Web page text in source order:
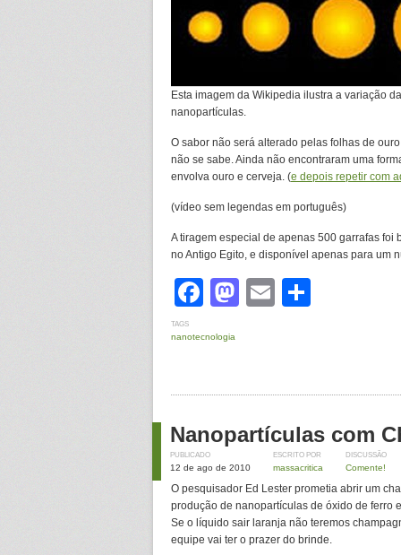
Esta imagem da Wikipedia ilustra a variação
nanopartículas.
O sabor não será alterado pelas folhas de
não se sabe. Ainda não encontraram uma
envolva ouro e cerveja. (e depois repetir com
(vídeo sem legendas em português)
A tiragem especial de apenas 500 garrafas foi
no Antigo Egito, e disponível apenas para um
Facebook
Mastodon
Email
TAGS
nanotecnologia
Nanopartículas com
PUBLICADO
12 de ago de 2010
ESCRITO POR
massacritica
DISCUSSÃO
Comente!
O pesquisador Ed Lester prometia abrir um
produção de nanopartículas de óxido de ferro
Se o líquido sair laranja não teremos
equipe vai ter o prazer do brinde.